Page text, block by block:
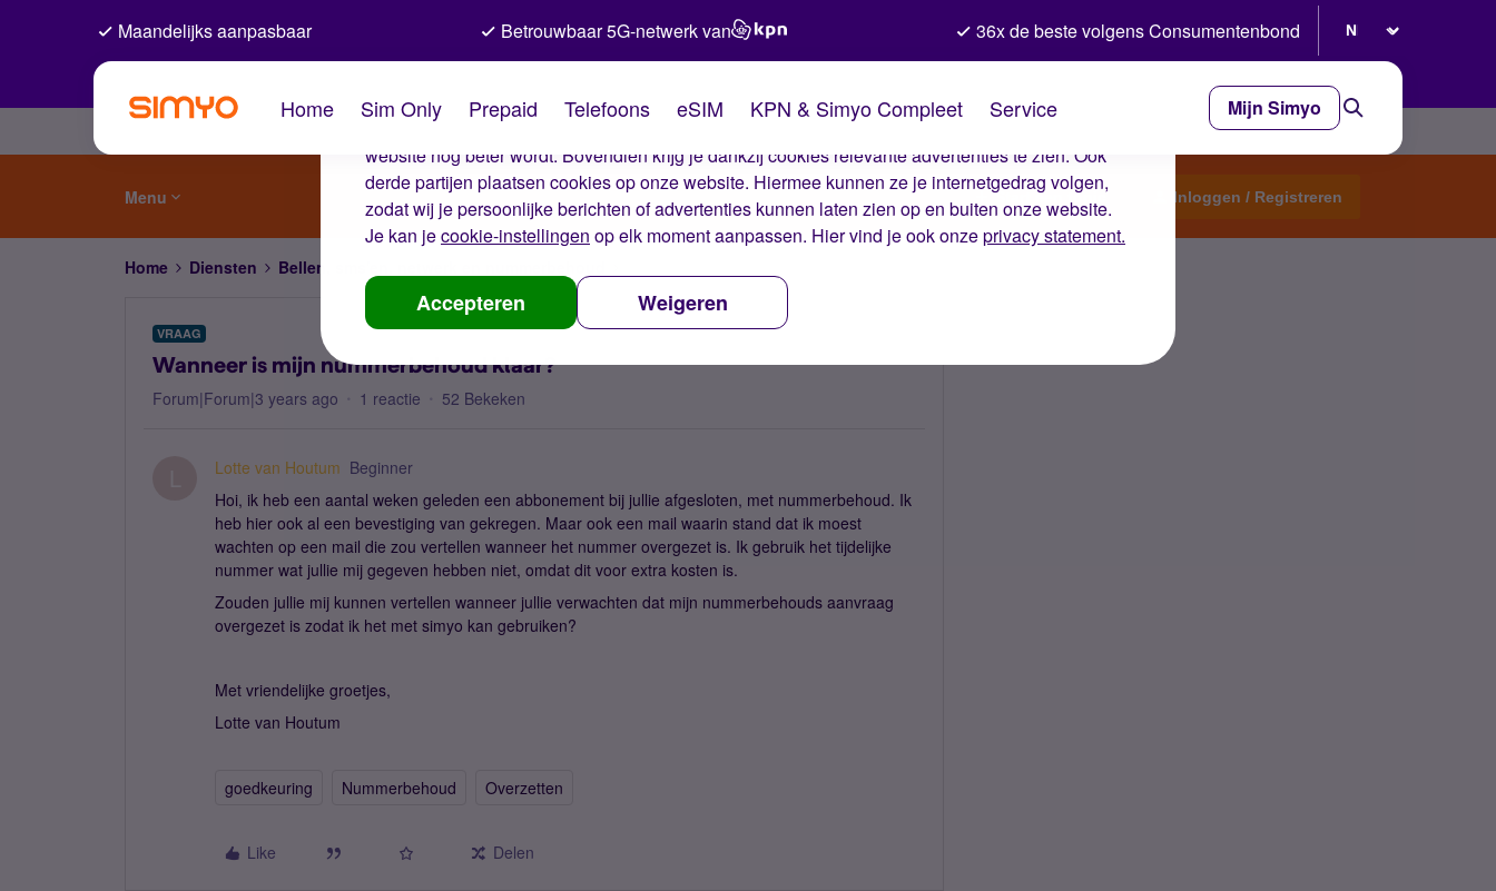
De cookies van Simyo
Wij gebruiken cookies op onze website. Met deze cookies zorgen wij ervoor dat je ervaring op de
website nog beter wordt. Bovendien krijg je dankzij cookies relevante advertenties te zien. Ook
derde partijen plaatsen cookies op onze website. Hiermee kunnen ze je internetgedrag volgen,
zodat wij je persoonlijke berichten of advertenties kunnen laten zien op en buiten onze website.
Je kan jecookie-instellingen op elk moment aanpassen. Hier vind je ook onzeprivacy statement.
Accepteren Weigeren
Maandelijks aanpasbaar Betrouwbaar 5G-netwerk van 36x de beste volgens Consumentenbond
Home Sim Only Prepaid Telefoons eSIM KPN & Simyo Compleet Service Mijn Simyo
Menu Start een topic Inloggen / Registreren
Home Diensten Bellen, sms'en, netwerk en nummerbehoud
VRAAG
Wanneer is mijn nummerbehoud klaar?
Forum|Forum|3 years ago 1 reactie 52 Bekeken
Lotte van Houtum Beginner
Hoi, ik heb een aantal weken geleden een abbonement bij jullie afgesloten, met nummerbehoud. Ik
heb hier ook al een bevestiging van gekregen. Maar ook een mail waarin stand dat ik moest
wachten op een mail die zou vertellen wanneer het nummer overgezet is. Ik gebruik het tijdelijke
nummer wat jullie mij gegeven hebben niet, omdat dit voor extra kosten is.
Zouden jullie mij kunnen vertellen wanneer jullie verwachten dat mijn nummerbehouds aanvraag
overgezet is zodat ik het met simyo kan gebruiken?
Met vriendelijke groetjes,
Lotte van Houtum
goedkeuring Nummerbehoud Overzetten
Like Delen